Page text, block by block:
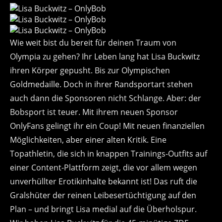
Wie weit bist du bereit für deinen Traum von
Olympia zu gehen? Ihr Leben lang hat Lisa Buckwitz
ihren Körper gepusht. Bis zur Olympischen
Goldmedaille. Doch in ihrer Randsportart stehen
auch dann die Sponsoren nicht Schlange. Aber: der
Bobsport ist teuer. Mit ihrem neuen Sponsor
OnlyFans gelingt ihr ein Coup! Mit neuen finanziellen
Möglichkeiten, aber einer alten Kritik. Eine
Topathletin, die sich in knappen Trainings-Outfits auf
einer Content-Plattform zeigt, die vor allem wegen
unverhüllter Erotikinhalte bekannt ist! Das ruft die
Gralshüter der reinen Leibesertüchtigung auf den
Plan – und bringt Lisa medial auf die Überholspur.